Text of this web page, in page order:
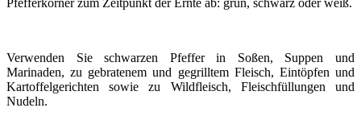
Pfefferkörner zum Zeitpunkt der Ernte ab: grün, schwarz oder weiß.
Verwenden Sie schwarzen Pfeffer in Soßen, Suppen und
Marinaden, zu gebratenem und gegrilltem Fleisch, Eintöpfen und
Kartoffelgerichten sowie zu Wildfleisch, Fleischfüllungen und
Nudeln.